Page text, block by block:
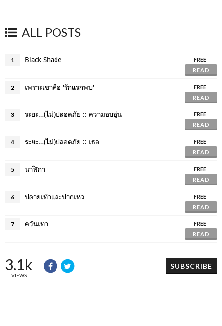
ALL POSTS
1 Black Shade
FREE
READ
2 เพราะเขาคือ 'รักแรกพบ'
FREE
READ
3 ระยะ…(ไม่)ปลอดภัย :: ความอบอุ่น
FREE
READ
4 ระยะ…(ไม่)ปลอดภัย :: เธอ
FREE
READ
5 นาฬิกา
FREE
READ
6 ปลายเท้าและปากเหว
FREE
READ
7 ควันเทา
FREE
READ
3.1k
VIEWS
SUBSCRIBE